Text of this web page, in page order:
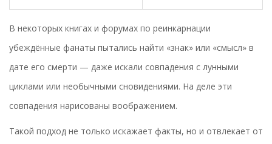
В некоторых книгах и форумах по реинкарнации
убеждённые фанаты пытались найти «знак» или «смысл» в
дате его смерти — даже искали совпадения с лунными
циклами или необычными сновидениями. На деле эти
совпадения нарисованы воображением.
Такой подход не только искажает факты, но и отвлекает от